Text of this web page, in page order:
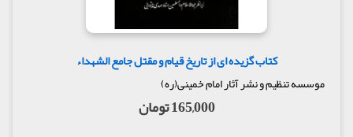
کتاب گزیده ای از تاریخ قیام و مقتل جامع الشهداء
موسسه تنظیم و نشر آثار امام خمینی(ره)
165,000 تومان